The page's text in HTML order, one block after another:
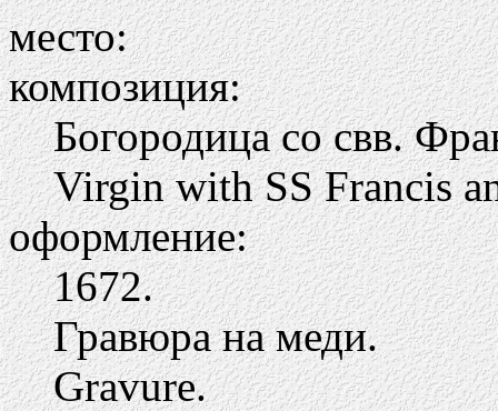
место:
композиция:
Богородица со свв.
Virgin with SS Francis
оформление:
1672.
Гравюра на меди.
Gravure.